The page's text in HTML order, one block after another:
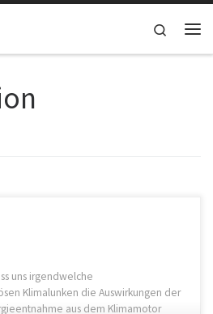
Search
uns irgendwelche
Klimalunken die Auswirkungen der
aus dem Klimamotor